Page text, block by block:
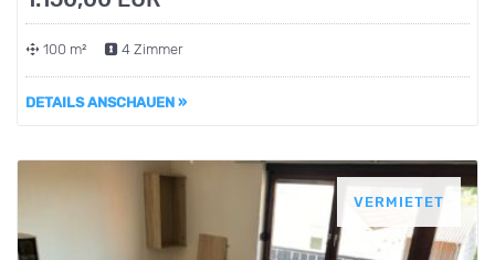
100 m² 4 Zimmer
DETAILS ANSCHAUEN »
VERMIETET